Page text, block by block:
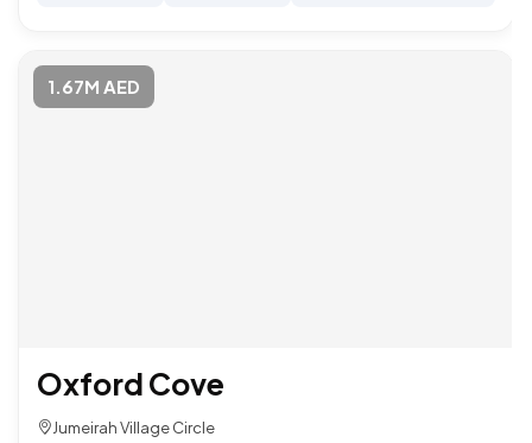
1.67M AED
Oxford Cove
Jumeirah Village Circle